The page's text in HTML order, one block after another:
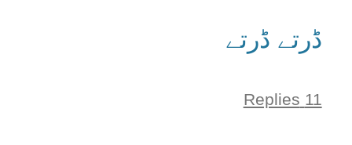
ڈرتے ڈرتے
11 Replies